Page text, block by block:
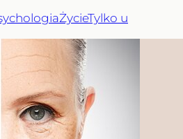
ŻycieTylko u